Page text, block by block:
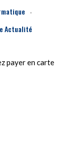
Actualité
payer en carte